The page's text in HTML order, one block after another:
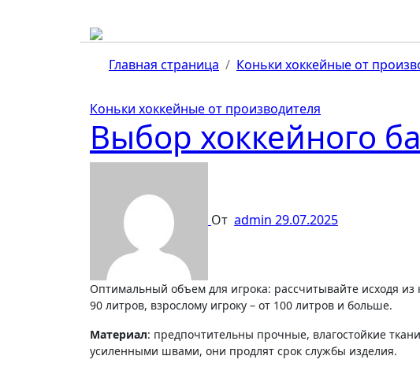
Главная страница Коньки хоккейные от
Коньки хоккейные от производителя
Выбор хоккейного
От admin 29.07.2025
Оптимальный объем для игрока: рассчитывайте исходя из комплекта снаряжения. Юниорам подойдет саквояж на 70-
90 литров, взрослому игроку – от 100 литров и больше.
Материал: предпочтительны прочные, влагостойкие
усиленными швами, они продлят срок службы изделия.